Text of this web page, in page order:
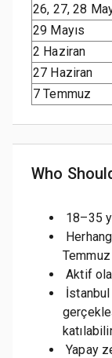
26, 27, 28
29 Mayıs
2 Haziran
27 Haziran
7 Temmuz
Who
18–35
Aktif
İstanbul
Yapay